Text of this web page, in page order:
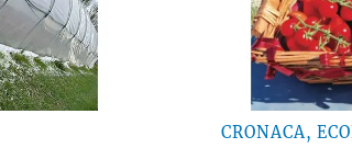
CRONACA,